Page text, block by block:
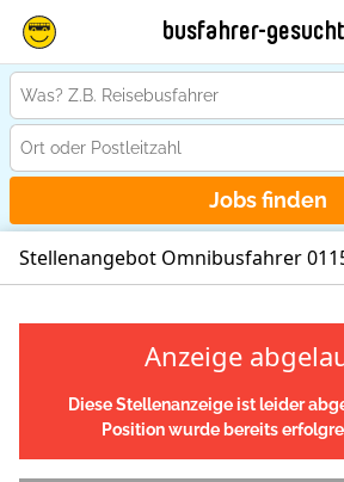
busfahrer-
Jobs finden
Stellenangebot Omnibusfahrer
Anzeige
Diese Stellenanzeige ist leider
Position wurde bereits